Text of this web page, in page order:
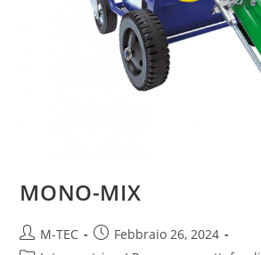
MONO-MIX
M-TEC
Febbraio 26, 2024